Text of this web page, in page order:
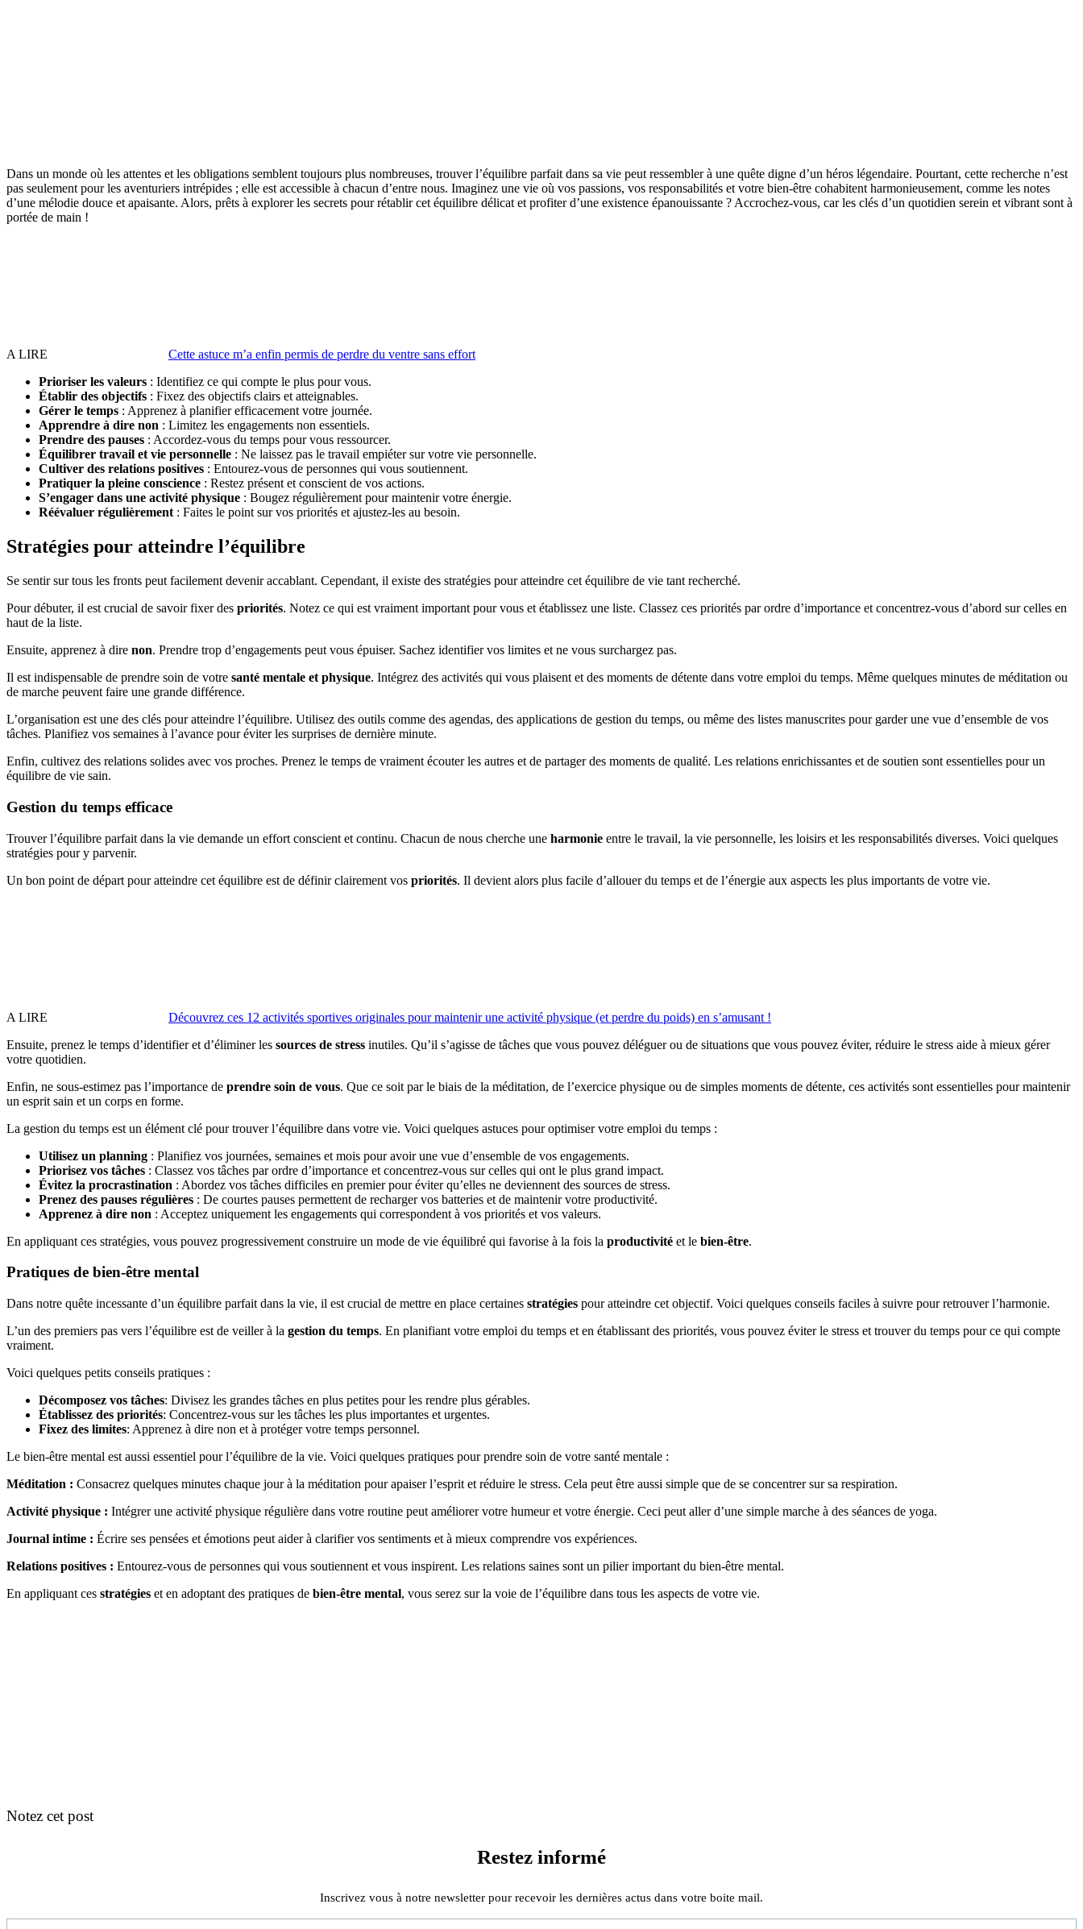
Dans un monde où les attentes et les obligations semblent toujours plus nombreuses, trouver l’équilibre parfait dans sa vie peut ressembler à une quête digne d’un héros légendaire. Pourtant, cette recherche n’est
pas seulement pour les aventuriers intrépides ; elle est accessible à chacun d’entre nous. Imaginez une vie où vos passions, vos responsabilités et votre bien-être cohabitent harmonieusement, comme les notes
d’une mélodie douce et apaisante. Alors, prêts à explorer les secrets pour rétablir cet équilibre délicat et profiter d’une existence épanouissante ? Accrochez-vous, car les clés d’un quotidien serein et vibrant sont à
portée de main !
A LIRE
Cette astuce m’a enfin permis de perdre du ventre sans effort
Prioriser les valeurs : Identifiez ce qui compte le plus pour vous.
Établir des objectifs : Fixez des objectifs clairs et atteignables.
Gérer le temps : Apprenez à planifier efficacement votre journée.
Apprendre à dire non : Limitez les engagements non essentiels.
Prendre des pauses : Accordez-vous du temps pour vous ressourcer.
Équilibrer travail et vie personnelle : Ne laissez pas le travail empiéter sur votre vie personnelle.
Cultiver des relations positives : Entourez-vous de personnes qui vous soutiennent.
Pratiquer la pleine conscience : Restez présent et conscient de vos actions.
S’engager dans une activité physique : Bougez régulièrement pour maintenir votre énergie.
Réévaluer régulièrement: Faites le point sur vos priorités et ajustez-les au besoin.
Stratégies pour atteindre l’équilibre
Se sentir sur tous les fronts peut facilement devenir accablant. Cependant, il existe des stratégies pour atteindre cet équilibre de vie tant recherché.
Pour débuter, il est crucial de savoir fixer des priorités. Notez ce qui est vraiment important pour vous et établissez une liste. Classez ces priorités par ordre d’importance et concentrez-vous d’abord sur celles en
haut de la liste.
Ensuite, apprenez à dire non. Prendre trop d’engagements peut vous épuiser. Sachez identifier vos limites et ne vous surchargez pas.
Il est indispensable de prendre soin de votre santé mentale et physique. Intégrez des activités qui vous plaisent et des moments de détente dans votre emploi du temps. Même quelques minutes de méditation ou
de marche peuvent faire une grande différence.
L’organisation est une des clés pour atteindre l’équilibre. Utilisez des outils comme des agendas, des applications de gestion du temps, ou même des listes manuscrites pour garder une vue d’ensemble de vos
tâches. Planifiez vos semaines à l’avance pour éviter les surprises de dernière minute.
Enfin, cultivez des relations solides avec vos proches. Prenez le temps de vraiment écouter les autres et de partager des moments de qualité. Les relations enrichissantes et de soutien sont essentielles pour un
équilibre de vie sain.
Gestion du temps efficace
Trouver l’équilibre parfait dans la vie demande un effort conscient et continu. Chacun de nous cherche une harmonie entre le travail, la vie personnelle, les loisirs et les responsabilités diverses. Voici quelques
stratégies pour y parvenir.
Un bon point de départ pour atteindre cet équilibre est de définir clairement vos priorités. Il devient alors plus facile d’allouer du temps et de l’énergie aux aspects les plus importants de votre vie.
A LIRE
Découvrez ces 12 activités sportives originales pour maintenir une activité physique (et perdre du poids) en sʼamusant !
Ensuite, prenez le temps d’identifier et d’éliminer les sources de stress inutiles. Qu’il s’agisse de tâches que vous pouvez déléguer ou de situations que vous pouvez éviter, réduire le stress aide à mieux gérer
votre quotidien.
Enfin, ne sous-estimez pas l’importance de prendre soin de vous. Que ce soit par le biais de la méditation, de l’exercice physique ou de simples moments de détente, ces activités sont essentielles pour maintenir
un esprit sain et un corps en forme.
La gestion du temps est un élément clé pour trouver l’équilibre dans votre vie. Voici quelques astuces pour optimiser votre emploi du temps :
Utilisez un planning : Planifiez vos journées, semaines et mois pour avoir une vue d’ensemble de vos engagements.
Priorisez vos tâches : Classez vos tâches par ordre d’importance et concentrez-vous sur celles qui ont le plus grand impact.
Évitez la procrastination : Abordez vos tâches difficiles en premier pour éviter qu’elles ne deviennent des sources de stress.
Prenez des pauses régulières : De courtes pauses permettent de recharger vos batteries et de maintenir votre productivité.
Apprenez à dire non : Acceptez uniquement les engagements qui correspondent à vos priorités et vos valeurs.
En appliquant ces stratégies, vous pouvez progressivement construire un mode de vie équilibré qui favorise à la fois la productivité et le bien-être.
Pratiques de bien-être mental
Dans notre quête incessante d’un équilibre parfait dans la vie, il est crucial de mettre en place certaines stratégies pour atteindre cet objectif. Voici quelques conseils faciles à suivre pour retrouver l’harmonie.
L’un des premiers pas vers l’équilibre est de veiller à la gestion du temps. En planifiant votre emploi du temps et en établissant des priorités, vous pouvez éviter le stress et trouver du temps pour ce qui compte
vraiment.
Voici quelques petits conseils pratiques :
Décomposez vos tâches: Divisez les grandes tâches en plus petites pour les rendre plus gérables.
Établissez des priorités: Concentrez-vous sur les tâches les plus importantes et urgentes.
Fixez des limites: Apprenez à dire non et à protéger votre temps personnel.
Le bien-être mental est aussi essentiel pour l’équilibre de la vie. Voici quelques pratiques pour prendre soin de votre santé mentale :
Méditation : Consacrez quelques minutes chaque jour à la méditation pour apaiser l’esprit et réduire le stress. Cela peut être aussi simple que de se concentrer sur sa respiration.
Activité physique : Intégrer une activité physique régulière dans votre routine peut améliorer votre humeur et votre énergie. Ceci peut aller d’une simple marche à des séances de yoga.
Journal intime : Écrire ses pensées et émotions peut aider à clarifier vos sentiments et à mieux comprendre vos expériences.
Relations positives : Entourez-vous de personnes qui vous soutiennent et vous inspirent. Les relations saines sont un pilier important du bien-être mental.
En appliquant ces stratégies et en adoptant des pratiques de bien-être mental, vous serez sur la voie de l’équilibre dans tous les aspects de votre vie.
Notez cet post
Restez informé
Inscrivez vous à notre newsletter pour recevoir les dernières actus dans votre boite mail.